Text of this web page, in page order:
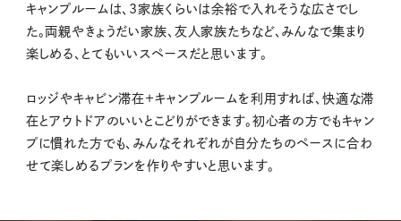
キャンプルームは、3家族くらいは余裕で入れそうな広さでし
た。両親やきょうだい家族、友人家族たちなど、みんなで集まり
楽しめる、とてもいいスペースだと思います。
ロッジやキャビン滞在＋キャンプルームを利用すれば、快適な滞
在とアウトドアのいいとこどりができます。初心者の方でもキャン
プに慣れた方でも、みんなそれぞれが自分たちのペースに合わ
せて楽しめるプランを作りやすいと思います。